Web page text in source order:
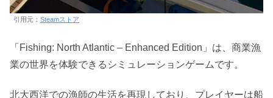
引用元： Steamストア
「Fishing: North Atlantic – Enhanced Edition」は、商業漁
業の世界を体験できるシミュレーションゲームです。
北大西洋での漁師の生活を再現しており、プレイヤーは船